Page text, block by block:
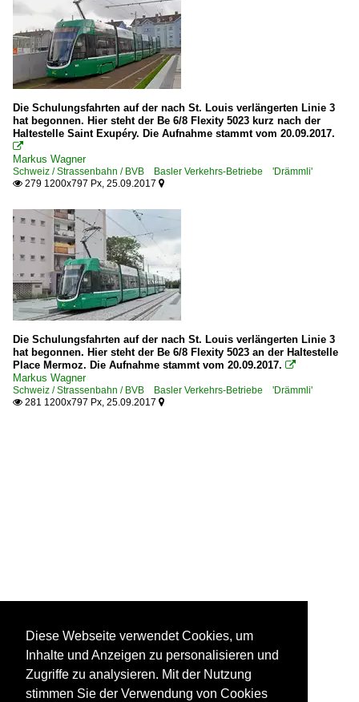
Die Schulungsfahrten auf der nach St. Louis verlängerten Linie 3
hat begonnen. Hier steht der Be 6/8 Flexity 5023 kurz nach der
Haltestelle Saint Exupéry. Die Aufnahme stammt vom 20.09.2017.

Markus Wagner
Schweiz / Strassenbahn / BVB Basler Verkehrs-Betriebe 'Drämmli'
 279 1200x797 Px, 25.09.2017 
Die Schulungsfahrten auf der nach St. Louis verlängerten Linie 3
hat begonnen. Hier steht der Be 6/8 Flexity 5023 an der Haltestelle
Place Mermoz. Die Aufnahme stammt vom 20.09.2017. 
Markus Wagner
Schweiz / Strassenbahn / BVB Basler Verkehrs-Betriebe 'Drämmli'
 281 1200x797 Px, 25.09.2017 
Diese Webseite verwendet Cookies, um
Inhalte und Anzeigen zu personalisieren und
Zugriffe zu analysieren. Mit der Nutzung
stimmen Sie der Verwendung von Cookies